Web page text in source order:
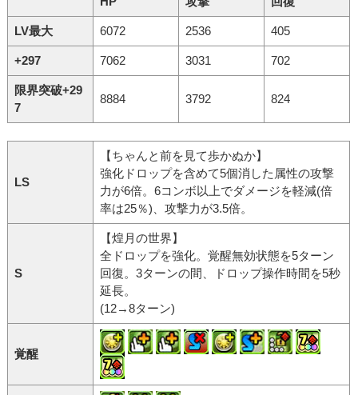
LV最大 6072 2536 405
+297 7062 3031 702
限界突破+29
7
8884 3792 824
LS
【ちゃんと前を見て歩かぬか】
強化ドロップを含めて5個消した属性の攻撃
力が6倍。6コンボ以上でダメージを軽減(倍
率は25％)、攻撃力が3.5倍。
S
【煌月の世界】
全ドロップを強化。覚醒無効状態を5ターン
回復。3ターンの間、ドロップ操作時間を5秒
延長。
(12→8ターン)
覚醒